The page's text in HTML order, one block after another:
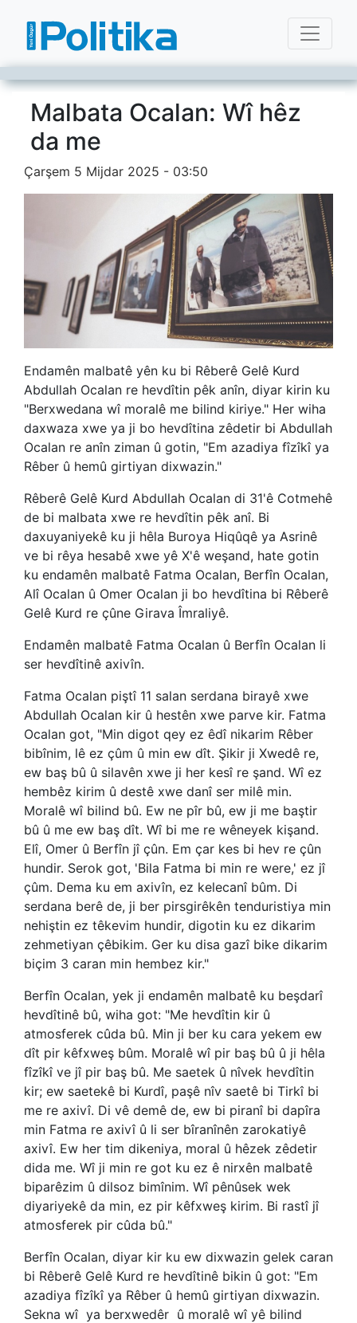
Malbata Ocalan: Wî hêz
da me
Çarşem 5 Mijdar 2025 - 03:50
Endamên malbatê yên ku bi Rêberê Gelê Kurd
Abdullah Ocalan re hevdîtin pêk anîn, diyar kirin ku
"Berxwedana wî moralê me bilind kiriye." Her wiha
daxwaza xwe ya ji bo hevdîtina zêdetir bi Abdullah
Ocalan re anîn ziman û gotin, "Em azadiya fîzîkî ya
Rêber û hemû girtiyan dixwazin."
Rêberê Gelê Kurd Abdullah Ocalan di 31'ê Cotmehê
de bi malbata xwe re hevdîtin pêk anî. Bi
daxuyaniyekê ku ji hêla Buroya Hiqûqê ya Asrinê
ve bi rêya hesabê xwe yê X'ê weşand, hate gotin
ku endamên malbatê Fatma Ocalan, Berfîn Ocalan,
Alî Ocalan û Omer Ocalan ji bo hevdîtina bi Rêberê
Gelê Kurd re çûne Girava Îmraliyê.
Endamên malbatê Fatma Ocalan û Berfîn Ocalan li
ser hevdîtinê axivîn.
Fatma Ocalan piştî 11 salan serdana birayê xwe
Abdullah Ocalan kir û hestên xwe parve kir. Fatma
Ocalan got, "Min digot qey ez êdî nikarim Rêber
bibînim, lê ez çûm û min ew dît. Şikir ji Xwedê re,
ew baş bû û silavên xwe ji her kesî re şand. Wî ez
hembêz kirim û destê xwe danî ser milê min.
Moralê wî bilind bû. Ew ne pîr bû, ew ji me baştir
bû û me ew baş dît. Wî bi me re wêneyek kişand.
Elî, Omer û Berfîn jî çûn. Em çar kes bi hev re çûn
hundir. Serok got, 'Bila Fatma bi min re were,' ez jî
çûm. Dema ku em axivîn, ez kelecanî bûm. Di
serdana berê de, ji ber pirsgirêkên tenduristiya min
nehiştin ez têkevim hundir, digotin ku ez dikarim
zehmetiyan çêbikim. Ger ku disa gazî bike dikarim
biçim 3 caran min hembez kir."
Berfîn Ocalan, yek ji endamên malbatê ku beşdarî
hevdîtinê bû, wiha got: "Me hevdîtin kir û
atmosferek cûda bû. Min ji ber ku cara yekem ew
dît pir kêfxweş bûm. Moralê wî pir baş bû û ji hêla
fîzîkî ve jî pir baş bû. Me saetek û nîvek hevdîtin
kir; ew saetekê bi Kurdî, paşê nîv saetê bi Tirkî bi
me re axivî. Di vê demê de, ew bi piranî bi dapîra
min Fatma re axivî û li ser bîranînên zarokatiyê
axivî. Ew her tim dikeniya, moral û hêzek zêdetir
dida me. Wî ji min re got ku ez ê nirxên malbatê
biparêzim û dilsoz bimînim. Wî pênûsek wek
diyariyekê da min, ez pir kêfxweş kirim. Bi rastî jî
atmosferek pir cûda bû."
Berfîn Ocalan, diyar kir ku ew dixwazin gelek caran
bi Rêberê Gelê Kurd re hevdîtinê bikin û got: "Em
azadiya fîzîkî ya Rêber û hemû girtiyan dixwazin.
Sekna wî ya berxwedêr û moralê wî yê bilind